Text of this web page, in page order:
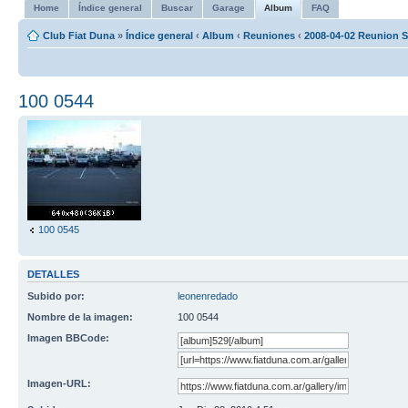
Home Índice general Buscar Garage Album FAQ
Club Fiat Duna » Índice general ‹ Album ‹ Reuniones ‹ 2008-04-02 Reunion
100 0544
100 0545
DETALLES
Subido por:
leonenredado
Nombre de la imagen:
100 0544
Imagen BBCode:
Imagen-URL: